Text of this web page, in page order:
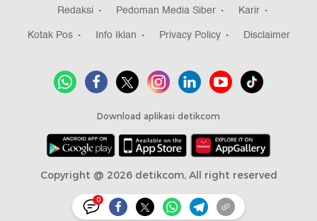
0
Redaksi Pedoman Media Siber
Karir
Kotak Pos
Info Iklan Privacy Policy Disclaimer
Download aplikasi detikcom
Copyright @ 2026 detikcom, All right reserved